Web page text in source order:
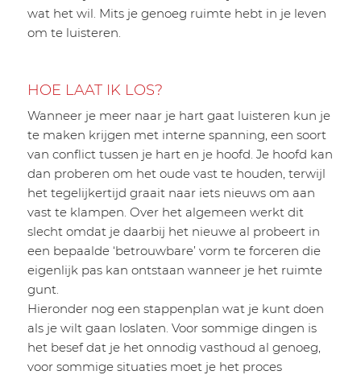
wat het wil. Mits je genoeg ruimte hebt in je leven
om te luisteren.
HOE LAAT IK LOS?
Wanneer je meer naar je hart gaat luisteren kun je
te maken krijgen met interne spanning, een soort
van conflict tussen je hart en je hoofd. Je hoofd kan
dan proberen om het oude vast te houden, terwijl
het tegelijkertijd graait naar iets nieuws om aan
vast te klampen. Over het algemeen werkt dit
slecht omdat je daarbij het nieuwe al probeert in
een bepaalde ‘betrouwbare’ vorm te forceren die
eigenlijk pas kan ontstaan wanneer je het ruimte
gunt.
Hieronder nog een stappenplan wat je kunt doen
als je wilt gaan loslaten. Voor sommige dingen is
het besef dat je het onnodig vasthoud al genoeg,
voor sommige situaties moet je het proces